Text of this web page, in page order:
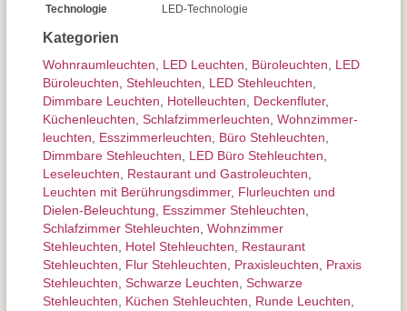
Kategorien
Wohnraum­leuchten LED Leuchten Büroleuchten
LED
Büroleuchten Stehleuchten LED Stehleuchten
Dimmbare Leuchten
Hotelleuchten Deckenfluter,
Küchenleuchten Schlafzimmer­leuchten Wohnzimmer­
leuchten
Esszimmer­­leuchten Büro Stehleuchten
Dimmbare Stehleuchten
LED Büro Stehleuchten
Leseleuchten
Restaurant und Gastroleuchten
Leuchten mit Berührungs­dimmer, Flurleuchten und
Dielen-Beleuchtung
Esszimmer Stehleuchten
Schlafzimmer Stehleuchten Wohnzimmer
Stehleuchten
Hotel Stehleuchten
Restaurant
Stehleuchten
Flur Stehleuchten Praxisleuchten
Praxis
Stehleuchten Schwarze Leuchten Schwarze
Stehleuchten
Küchen Stehleuchten Runde Leuchten
Technologie LED-Technologie